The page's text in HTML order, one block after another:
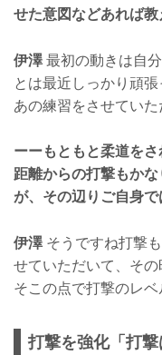
せた意図などあれば教
伊澤最初の動きは自
とは最近しっかり頑
あの練習をさせていた
ーーもともと柔道を
距離からの打撃もか
が、その辺りご自身
伊澤そうですね打撃
せていただいて、その
そこの点で打撃のレベ
打撃を強化「打撃